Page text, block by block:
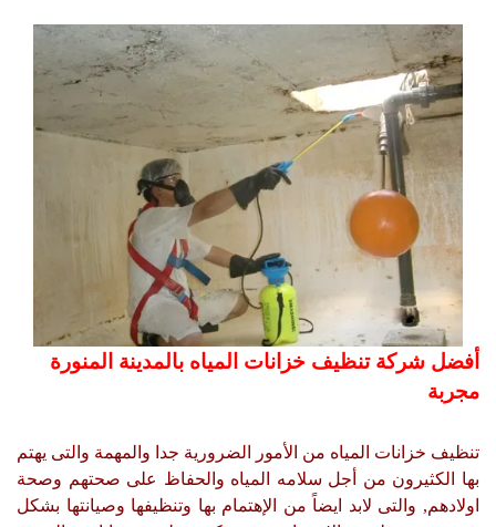
أفضل شركة تنظيف خزانات المياه بالمدينة المنورة
مجربة
تنظيف خزانات المياه من الأمور الضرورية جدا والمهمة والتى يهتم
بها الكثيرون من أجل سلامه المياه والحفاظ على صحتهم وصحة
اولادهم, والتى لابد ايضاً من الإهتمام بها وتنظيفها وصيانتها بشكل